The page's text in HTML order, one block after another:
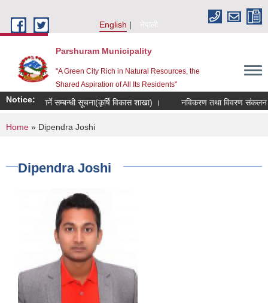
English
नेपाली
Parshuram Municipality
"A Green City Rich in Natural Resources, the
Shared Aspiration of All Its Residents"
Notice:
दर्ता गर्ने सम्बन्धी सूचना(कृर्षि विकास शाखा) । नविकरण तथा विवरण संकलन
You are here
Home » Dipendra Joshi
Dipendra Joshi